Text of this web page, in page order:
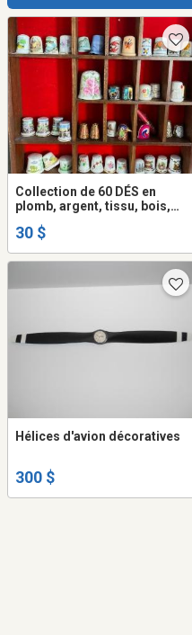
Collection de 60 DÉS en
plomb, argent, tissu, bois,
30 $
Hélices d'avion décoratives
300 $